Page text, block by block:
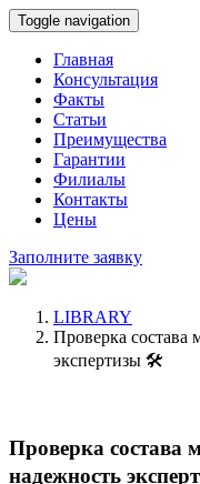
Toggle navigation
Главная
Консультация
Факты
Статьи
Преимущества
Гарантии
Филиалы
Контакты
Цены
Заполните заявку
LIBRARY
Проверка состава
экспертизы 🛠️
Проверка состава
надежность